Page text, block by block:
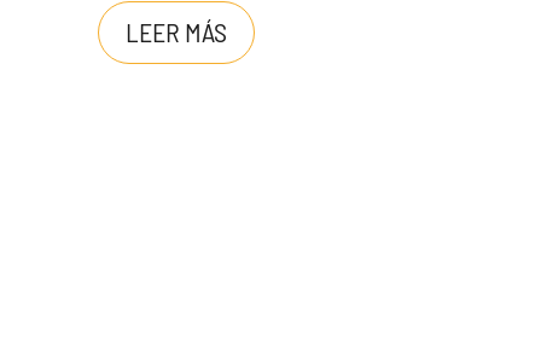
LEER MÁS